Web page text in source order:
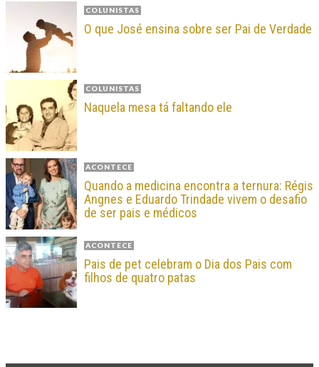
COLUNISTAS
O que José ensina sobre ser Pai de Verdade
COLUNISTAS
Naquela mesa tá faltando ele
ACONTECE
Quando a medicina encontra a ternura: Régis
Angnes e Eduardo Trindade vivem o desafio
de ser pais e médicos
ACONTECE
Pais de pet celebram o Dia dos Pais com
filhos de quatro patas